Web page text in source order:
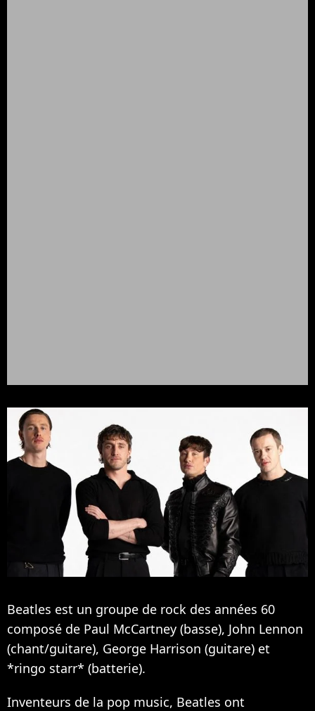
Beatles est un groupe de rock des années 60
composé de Paul McCartney (basse), John Lennon
(chant/guitare), George Harrison (guitare) et
*ringo starr* (batterie).
Inventeurs de la pop music, Beatles ont